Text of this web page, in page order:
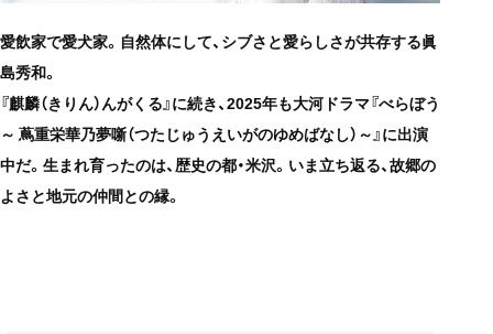
愛飲家で愛犬家。自然体にして、シブさと愛らしさが共存する眞
島秀和。
『麒麟（きりん）んがくる』に続き、2025年も大河ドラマ『べらぼう
～ 蔦重栄華乃夢噺（つたじゅうえいがのゆめばなし）～』に出演
中だ。 生まれ育ったのは、歴史の都・米沢。いま立ち返る、故郷の
よさと地元の仲間との縁。